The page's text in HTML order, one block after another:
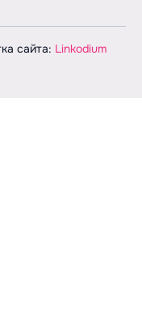
сайта: Linkodium